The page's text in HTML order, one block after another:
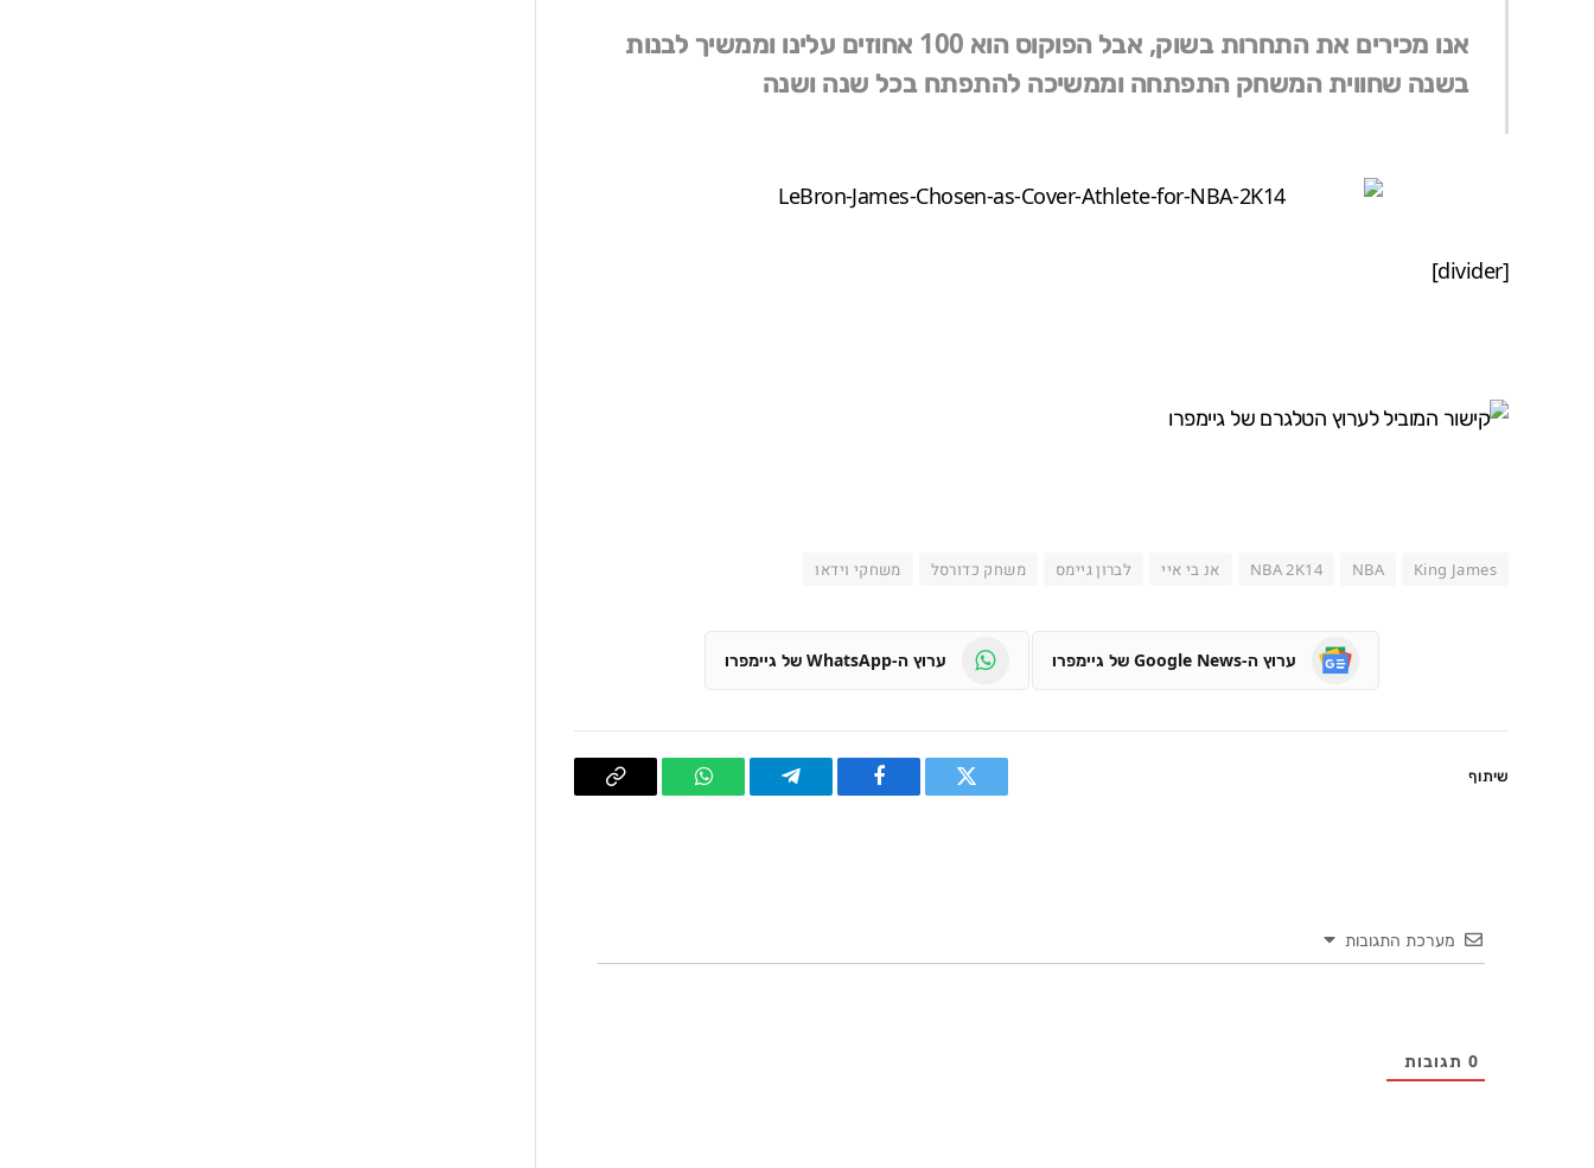
אנו מכירים את התחרות בשוק, אבל הפוקוס הוא 100 אחוזים עלינו וממשיך לבנות
בשנה שחווית המשחק התפתחה וממשיכה להתפתח בכל שנה ושנה
[divider]
King James
NBA
NBA 2K14 אנ בי איי לברון גיימס משחק כדורסל משחקי וידאו
ערוץ ה-Google News של גיימפרו ערוץ ה-WhatsApp של גיימפרו
שיתוף
טוויטר
פייסבוק Telegram
WhatsAppהעתק
מערכת התגובות
0 תגובות